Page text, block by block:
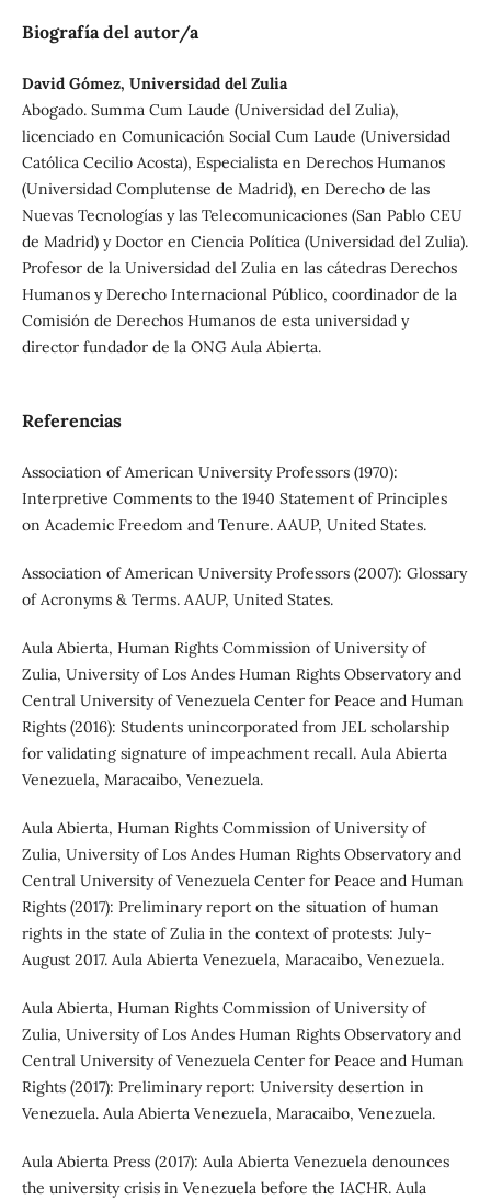
Biografía del autor/a
David Gómez, Universidad del Zulia
Abogado. Summa Cum Laude (Universidad del Zulia),
licenciado en Comunicación Social Cum Laude (Universidad
Católica Cecilio Acosta), Especialista en Derechos Humanos
(Universidad Complutense de Madrid), en Derecho de las
Nuevas Tecnologías y las Telecomunicaciones (San Pablo CEU
de Madrid) y Doctor en Ciencia Política (Universidad del Zulia).
Profesor de la Universidad del Zulia en las cátedras Derechos
Humanos y Derecho Internacional Público, coordinador de la
Comisión de Derechos Humanos de esta universidad y
director fundador de la ONG Aula Abierta.
Referencias
Association of American University Professors (1970):
Interpretive Comments to the 1940 Statement of Principles
on Academic Freedom and Tenure. AAUP, United States.
Association of American University Professors (2007): Glossary
of Acronyms & Terms. AAUP, United States.
Aula Abierta, Human Rights Commission of University of
Zulia, University of Los Andes Human Rights Observatory and
Central University of Venezuela Center for Peace and Human
Rights (2016): Students unincorporated from JEL scholarship
for validating signature of impeachment recall. Aula Abierta
Venezuela, Maracaibo, Venezuela.
Aula Abierta, Human Rights Commission of University of
Zulia, University of Los Andes Human Rights Observatory and
Central University of Venezuela Center for Peace and Human
Rights (2017): Preliminary report on the situation of human
rights in the state of Zulia in the context of protests: July-
August 2017. Aula Abierta Venezuela, Maracaibo, Venezuela.
Aula Abierta, Human Rights Commission of University of
Zulia, University of Los Andes Human Rights Observatory and
Central University of Venezuela Center for Peace and Human
Rights (2017): Preliminary report: University desertion in
Venezuela. Aula Abierta Venezuela, Maracaibo, Venezuela.
Aula Abierta Press (2017): Aula Abierta Venezuela denounces
the university crisis in Venezuela before the IACHR. Aula